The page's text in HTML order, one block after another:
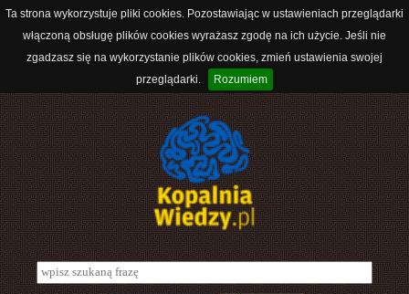
Ta strona wykorzystuje pliki cookies. Pozostawiając w ustawieniach przeglądarki
włączoną obsługę plików cookies wyrażasz zgodę na ich użycie. Jeśli nie
zgadzasz się na wykorzystanie plików cookies, zmień ustawienia swojej
przeglądarki.
Rozumiem